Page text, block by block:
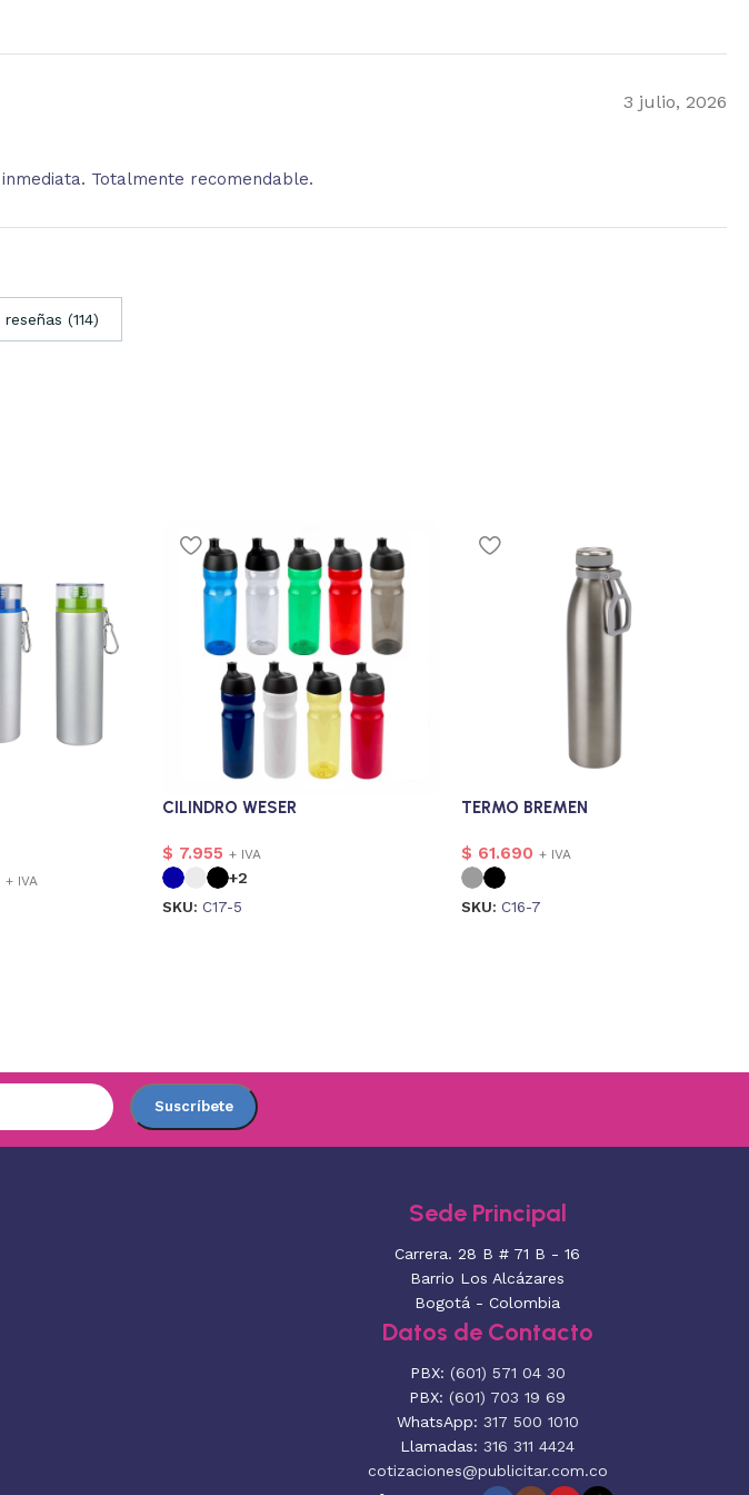
3 julio, 2026
Totalmente recomendable.
(114)
+ IVA
CILINDRO WESER
$ 7.955 + IVA
+2
SKU: C17-5
TERMO BREMEN
$ 61.690 + IVA
SKU: C16-7
Sede Principal
Carrera. 28 B # 71 B - 16
Barrio Los Alcázares
Bogotá - Colombia
Datos de Contacto
PBX: (601) 571 04 30
PBX: (601) 703 19 69
WhatsApp: 317 500 1010
Llamadas:316 311 4424
cotizaciones@publicitar.com.co